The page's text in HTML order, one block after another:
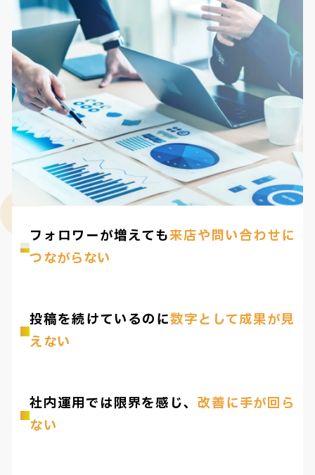
フォロワーが増えても来店や問い合わせに
つながらない
投稿を続けているのに数字として成果が見
えない
社内運用では限界を感じ、 改善に手が回ら
ない